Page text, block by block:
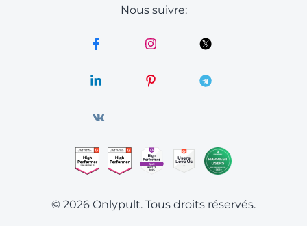
Nous suivre:
© 2026 Onlypult. Tous droits réservés.